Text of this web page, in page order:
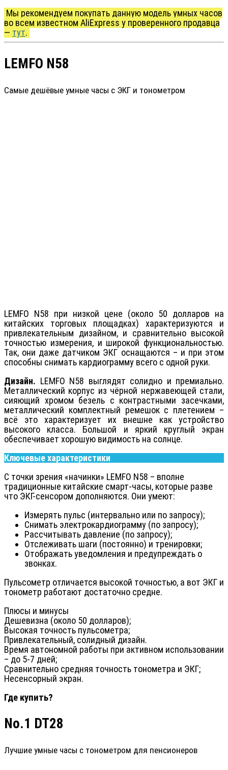
Мы рекомендуем покупать данную модель умных часов
во всем известном AliExpress у проверенного продавца
— тут.
LEMFO N58
Самые дешёвые умные часы с ЭКГ и тонометром
LEMFO N58 при низкой цене (около 50 долларов на
китайских торговых площадках) характеризуются и
привлекательным дизайном, и сравнительно высокой
точностью измерения, и широкой функциональностью.
Так, они даже датчиком ЭКГ оснащаются – и при этом
способны снимать кардиограмму всего с одной руки.
Дизайн. LEMFO N58 выглядят солидно и премиально.
Металлический корпус из чёрной нержавеющей стали,
сияющий хромом безель с контрастными засечками,
металлический комплектный ремешок с плетением –
всё это характеризует их внешне как устройство
высокого класса. Большой и яркий круглый экран
обеспечивает хорошую видимость на солнце.
Ключевые характеристики
С точки зрения «начинки» LEMFO N58 – вполне
традиционные китайские смарт-часы, которые разве
что ЭКГ-сенсором дополняются. Они умеют:
Измерять пульс (интервально или по запросу);
Снимать электрокардиограмму (по запросу);
Рассчитывать давление (по запросу);
Отслеживать шаги (постоянно) и тренировки;
Отображать уведомления и предупреждать о
звонках.
Пульсометр отличается высокой точностью, а вот ЭКГ и
тонометр работают достаточно средне.
Плюсы и минусы
Дешевизна (около 50 долларов);
Высокая точность пульсометра;
Привлекательный, солидный дизайн.
Время автономной работы при активном использовании
– до 5-7 дней;
Сравнительно средняя точность тонометра и ЭКГ;
Несенсорный экран.
Где купить?
No.1 DT28
Лучшие умные часы с тонометром для пенсионеров